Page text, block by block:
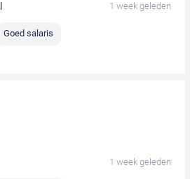
1 week geleden
Goed salaris
1 week geleden